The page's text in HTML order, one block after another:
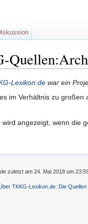
Lexikon.de war ein
im Verhältnis zu großen
wird angezeigt, wenn die
zuletzt am 24. Mai 2018 um
TKKG-Lexikon.de: Die